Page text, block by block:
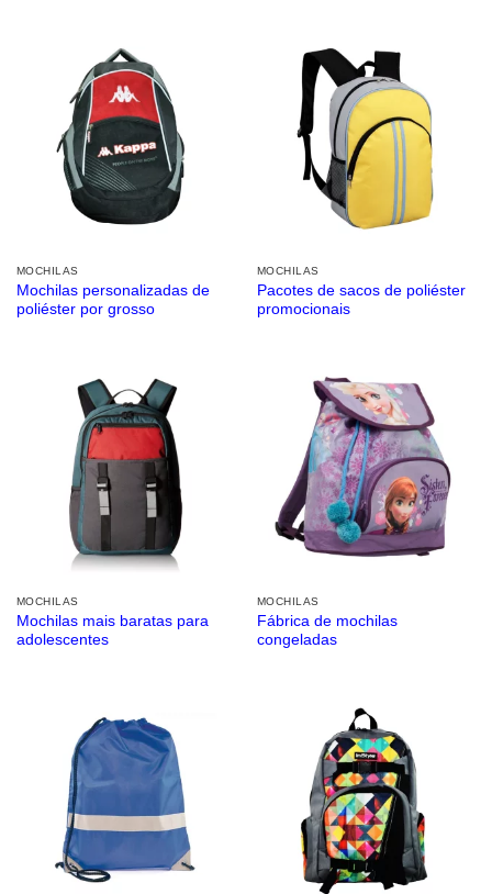
MOCHILAS
Mochilas personalizadas de
poliéster por grosso
MOCHILAS
Pacotes de sacos de poliéster
promocionais
MOCHILAS
Mochilas mais baratas para
adolescentes
MOCHILAS
Fábrica de mochilas
congeladas